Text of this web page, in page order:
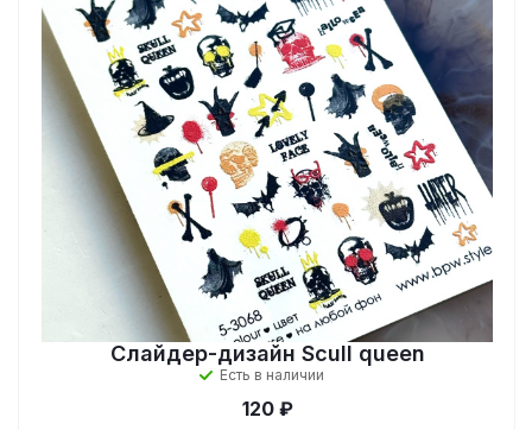
Слайдер-дизайн Scull queen
Есть в наличии
120 ₽